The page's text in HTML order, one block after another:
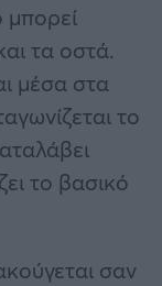
μπορεί
τα οστά.
μέσα στα
το
το βασικό
σαν